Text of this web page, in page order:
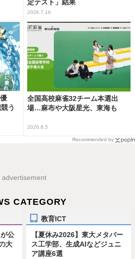
定テスト」結果
2026.7.16
う
全国高校麻雀32チーム本選出
場…麻布や大阪星光、東海も
2026.8.5
Recommended by
advertisement
CATEGORY
公
大
教育ICT
【夏休み2026】東大メタバー
ス工学部、生成AIなどジュニ
ア講座6選